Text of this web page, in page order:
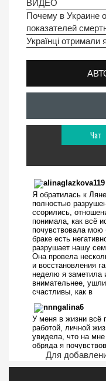
ВИДЕО
Почему в Украине
показателей
Українці отримали
Чат
Для